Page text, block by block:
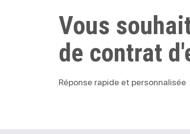
Vous
de contrat
Réponse rapide et personnalisée